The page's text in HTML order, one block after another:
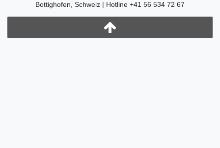
Bottighofen, Schweiz | Hotline +41 56 534 72 67